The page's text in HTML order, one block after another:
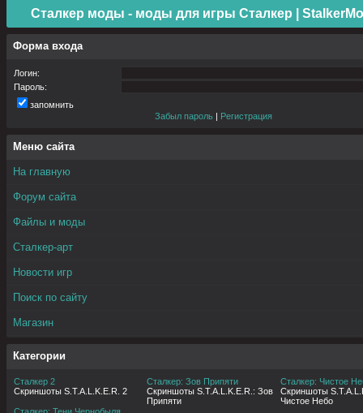
Сталкер моды - моды для игры Сталкер |
Форма входа
Логин:
Пароль:
запомнить
Забыл пароль | Регистрация
Меню сайта
На главную
Форум сайта
Файлы и моды
Сталкер-арт
Новости игр
Поиск по сайту
Магазин
Категории
Сталкер 2
Скриншоты S.T.A.L.K.E.R. 2
Сталкер: Зов Припяти
Скриншоты S.T.A.L.K.E.R.: Зов
Припяти
Сталкер: Чистое
Скриншоты
Чистое Небо